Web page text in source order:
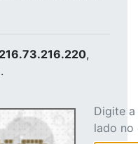
216.73.216.220,
Digite
lado no